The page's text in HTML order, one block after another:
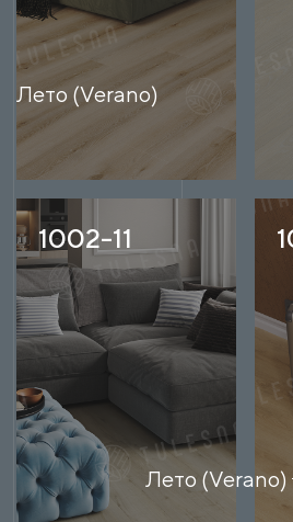
Лето (Verano)
1002-11
Лето (Verano)